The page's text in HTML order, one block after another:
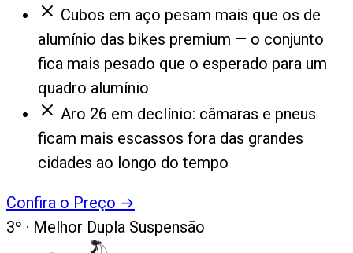
Cubos em aço pesam mais que os de
alumínio das bikes premium — o conjunto
fica mais pesado que o esperado para um
quadro alumínio
Aro 26 em declínio: câmaras e pneus
ficam mais escassos fora das grandes
cidades ao longo do tempo
Confira o Preço →
3º · Melhor Dupla Suspensão